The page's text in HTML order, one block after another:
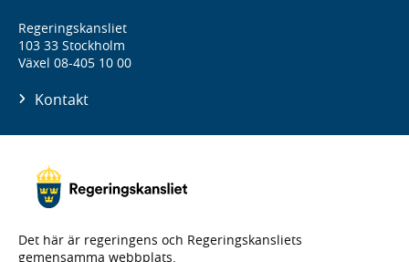
Regeringskansliet
103 33 Stockholm
Växel 08-405 10 00
Kontakt
Det här är regeringens och Regeringskansliets
gemensamma webbplats.